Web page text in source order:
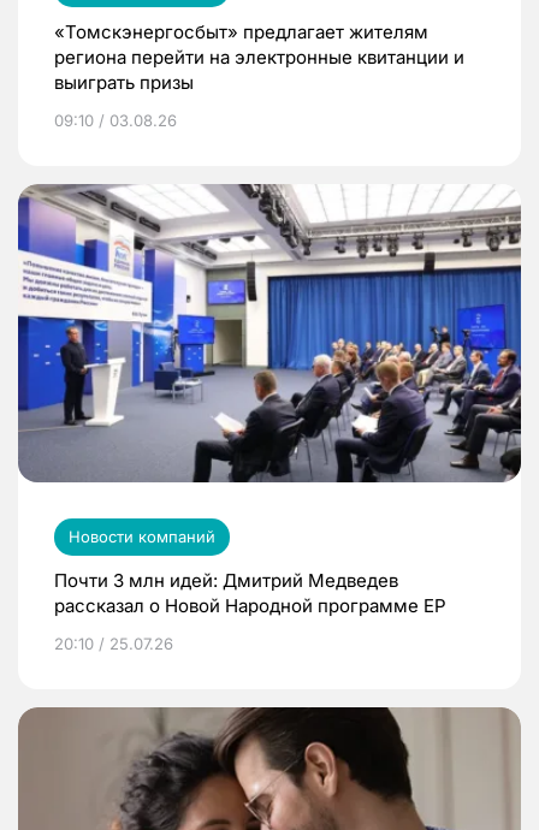
«Томскэнергосбыт» предлагает жителям
региона перейти на электронные квитанции и
выиграть призы
09:10 / 03.08.26
Новости компаний
Почти 3 млн идей: Дмитрий Медведев
рассказал о Новой Народной программе ЕР
20:10 / 25.07.26